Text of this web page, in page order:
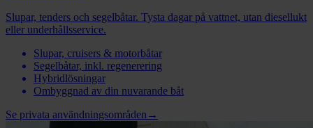
Slupar, tenders och segelbåtar. Tysta dagar på vattnet, utan diesellukt
eller underhållsservice.
Slupar, cruisers & motorbåtar
Segelbåtar, inkl. regenerering
Hybridlösningar
Ombyggnad av din nuvarande båt
Se privata användningsområden →